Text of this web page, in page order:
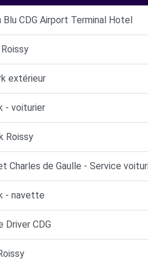
Blu CDG Airport Terminal Hotel
extérieur
- voiturier
Roissy
Charles de Gaulle - Service
- navette
Driver CDG